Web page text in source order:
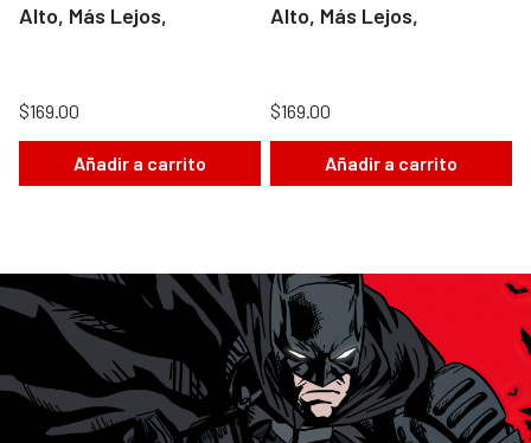
Alto, Más Lejos,
$169.00
Añadir a carrito
Alto, Más Lejos,
$169.00
Añadir a carrito